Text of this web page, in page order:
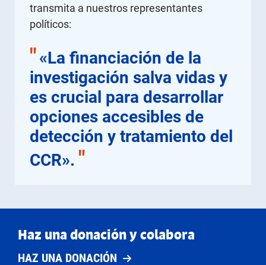
transmita a nuestros representantes
políticos:
"«La financiación de la
investigación salva vidas y
es crucial para desarrollar
opciones accesibles de
detección y tratamiento del
CCR». "
Haz una donación y colabora
HAZ UNA DONACIÓN